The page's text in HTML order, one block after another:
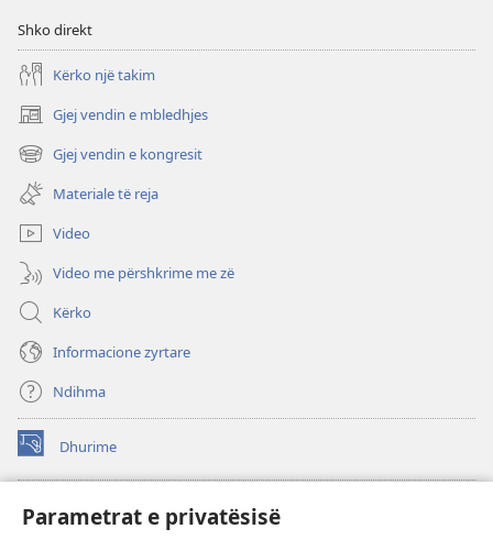
Parametrat e privatësisë
Shko direkt
Kërko një takim
Gjej vendin e mbledhjes
(hap
dritare
të
re)
Gjej vendin e kongresit
(hap
dritare
të
re)
Materiale të reja
Video
Video me përshkrime me zë
Kërko
Informacione zyrtare
Ndihma
Dhurime
(hap
dritare
re)
BIBLIOTEKA ONLINE Watchtower
(hap